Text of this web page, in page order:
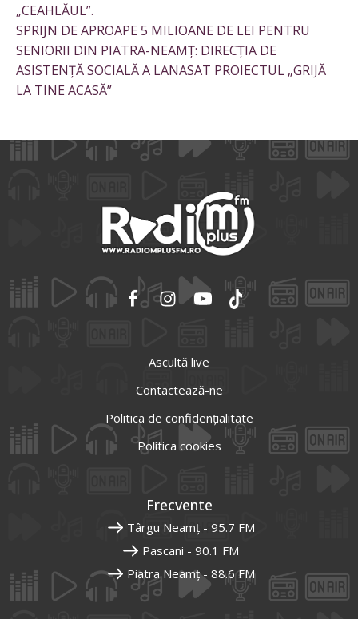
„CEAHLĂUL”.
SPRIJN DE APROAPE 5 MILIOANE DE LEI PENTRU
SENIORII DIN PIATRA-NEAMȚ: DIRECȚIA DE
ASISTENȚĂ SOCIALĂ A LANASAT PROIECTUL „GRIJĂ
LA TINE ACASĂ”
Ascultă live
Contactează-ne
Politica de confidențialitate
Politica cookies
Frecvente
Târgu Neamț - 95.7 FM
Pascani - 90.1 FM
Piatra Neamț - 88.6 FM